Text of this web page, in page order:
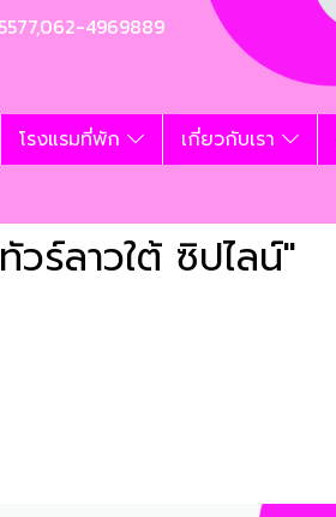
4969889
โรงแรมที่พัก เกี่ยวกับเรา
ร์ลาวใต้ ซิปไลน์"